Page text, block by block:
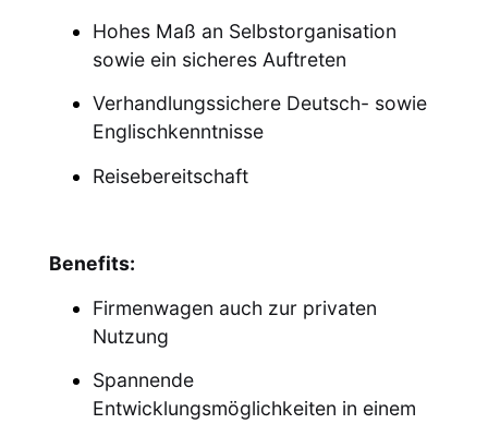
Hohes Maß an Selbstorganisation
sowie ein sicheres Auftreten
Verhandlungssichere Deutsch- sowie
Englischkenntnisse
Reisebereitschaft
Benefits:
Firmenwagen auch zur privaten
Nutzung
Spannende
Entwicklungsmöglichkeiten in einem